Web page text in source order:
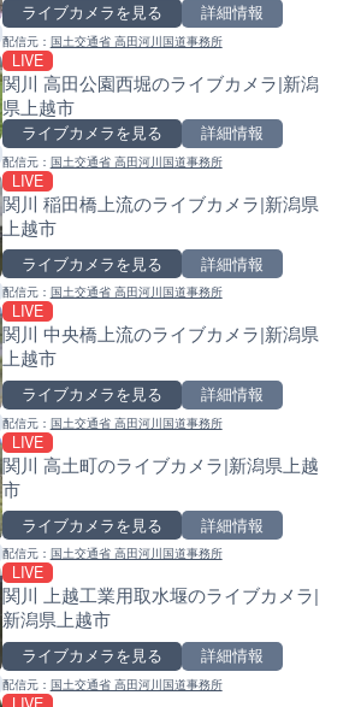
ライブカメラを見る 詳細情報
配信元： 国土交通省 高田河川国道事務所
LIVE
関川 高田公園西堀のライブカメラ|新潟
県上越市
ライブカメラを見る 詳細情報
配信元： 国土交通省 高田河川国道事務所
LIVE
関川 稲田橋上流のライブカメラ|新潟県
上越市
ライブカメラを見る 詳細情報
配信元： 国土交通省 高田河川国道事務所
LIVE
関川 中央橋上流のライブカメラ|新潟県
上越市
ライブカメラを見る 詳細情報
配信元： 国土交通省 高田河川国道事務所
LIVE
関川 高土町のライブカメラ|新潟県上越
市
ライブカメラを見る 詳細情報
配信元： 国土交通省 高田河川国道事務所
LIVE
関川 上越工業用取水堰のライブカメラ|
新潟県上越市
ライブカメラを見る 詳細情報
配信元： 国土交通省 高田河川国道事務所